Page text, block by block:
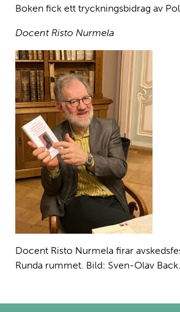
Boken fick ett tryckningsbidrag av
Docent Risto Nurmela
Docent Risto Nurmela firar
Runda rummet. Bild: Sven-Olav Back.